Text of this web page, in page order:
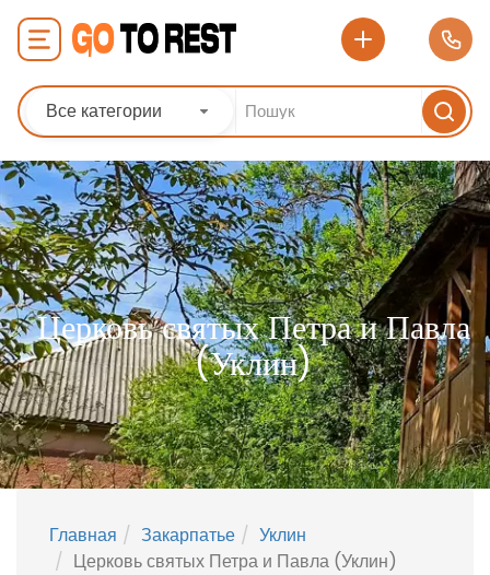
Все категории
Церковь святых Петра и Павла
(Уклин)
Главная Закарпатье
Уклин
Церковь святых Петра и Павла (Уклин)